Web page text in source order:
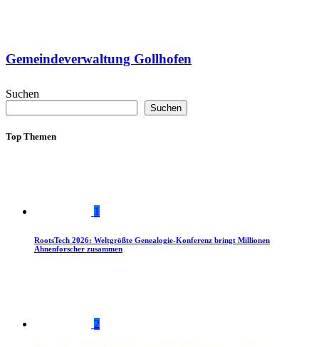
Gemeindeverwaltung Gollhofen
Suchen
Suchen
Top Themen
1
RootsTech 2026: Weltgrößte Genealogie-Konferenz bringt Millionen
Ahnenforscher zusammen
2